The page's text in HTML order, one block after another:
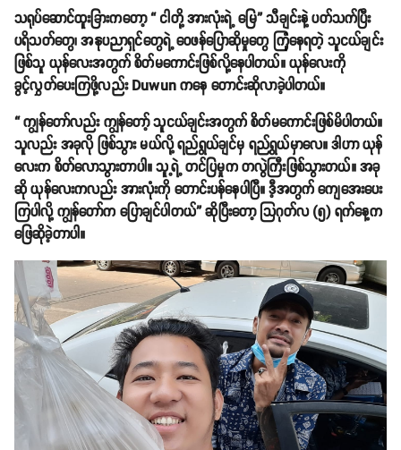
သရုပ်ဆောင်ထူးခြားကတော့ “ ငါတို့ အားလုံးရဲ့ မြေ” သီချင်းနဲ့ ပတ်သက်ပြီး
ပရိသတ်တွေ၊ အနုပညာရှင်တွေရဲ့ ဝေဖန်ပြောဆိုမှုတွေ ကြုံနေရတဲ့ သူငယ်ချင်း
ဖြစ်သူ ယုန်လေးအတွက် စိတ်မကောင်းဖြစ်လို့နေပါတယ်။ ယုန်လေးကို
ခွင့်လွှတ်ပေးကြဖို့လည်း Duwun ကနေ တောင်းဆိုလာခဲ့ပါတယ်။
“ ကျွန်တော်လည်း ကျွန်တော့် သူငယ်ချင်းအတွက် စိတ်မကောင်းဖြစ်မိပါတယ်။
သူလည်း အခုလို ဖြစ်သွား မယ်လို့ ရည်ရွယ်ချင်မှ ရည်ရွယ်မှာလေ။ ဒါဟာ ယုန်
လေးက စိတ်လောသွားတာပါ။ သူ့ရဲ့ တင်ပြမှုက တလွဲကြီးဖြစ်သွားတယ်။ အခု
ဆို ယုန်လေးကလည်း အားလုံးကို တောင်းပန်နေပါပြီ။ ဒီ့အတွက် ကျေအေးပေး
ကြပါလို့ ကျွန်တော်က ပြောချင်ပါတယ်” ဆိုပြီးတော့ သြဂုတ်လ (၅) ရက်နေ့က
ဖြေဆိုခဲ့တာပါ။